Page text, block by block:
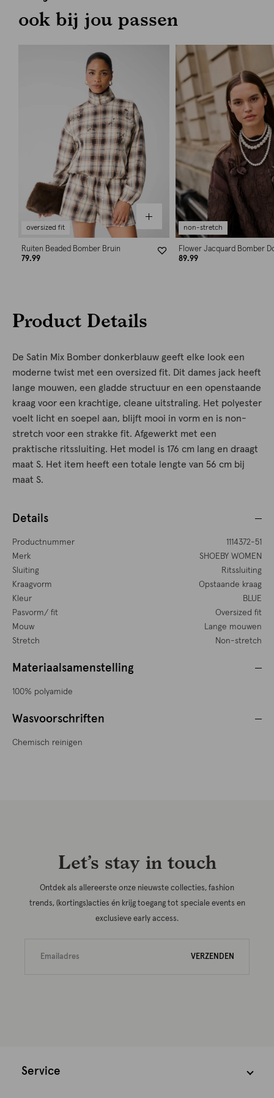
ook bij jou passen
oversized fit
Ruiten Beaded Bomber Bruin
79.99
non-stretch
Flower Jacquard Bomber
89.99
Product Details
De Satin Mix Bomber donkerblauw geeft elke look een
moderne twist met een oversized fit. Dit dames jack heeft
lange mouwen, een gladde structuur en een openstaande
kraag voor een krachtige, cleane uitstraling. Het polyester
voelt licht en soepel aan, blijft mooi in vorm en is non-
stretch voor een strakke fit. Afgewerkt met een
praktische ritssluiting. Het model is 176 cm lang en draagt
maat S. Het item heeft een totale lengte van 56 cm bij
maat S.
Details
Productnummer
1114372-51
Merk
SHOEBY WOMEN
Sluiting
Ritssluiting
Kraagvorm
Opstaande kraag
Kleur
BLUE
Pasvorm/ fit
Oversized fit
Mouw
Lange mouwen
Stretch
Non-stretch
Materiaalsamenstelling
100% polyamide
Wasvoorschriften
Chemisch reinigen
Let’s stay in touch
Ontdek als allereerste onze nieuwste collecties, fashion
trends, (kortings)acties én krijg toegang tot speciale events en
exclusieve early access.
VERZENDEN
Service